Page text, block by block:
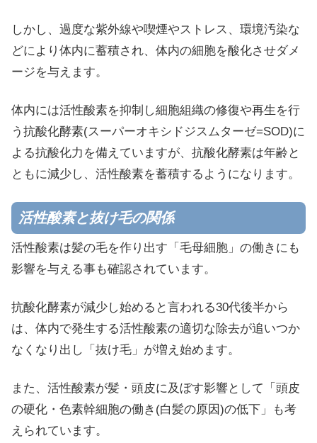
しかし、過度な紫外線や喫煙やストレス、環境汚染な
どにより体内に蓄積され、体内の細胞を酸化させダメ
ージを与えます。
体内には活性酸素を抑制し細胞組織の修復や再生を行
う抗酸化酵素(スーパーオキシドジスムターゼ=SOD)に
よる抗酸化力を備えていますが、抗酸化酵素は年齢と
ともに減少し、活性酸素を蓄積するようになります。
活性酸素と抜け毛の関係
活性酸素は髪の毛を作り出す「毛母細胞」の働きにも
影響を与える事も確認されています。
抗酸化酵素が減少し始めると言われる30代後半から
は、体内で発生する活性酸素の適切な除去が追いつか
なくなり出し「抜け毛」が増え始めます。
また、活性酸素が髪・頭皮に及ぼす影響として「頭皮
の硬化・色素幹細胞の働き(白髪の原因)の低下」も考
えられています。